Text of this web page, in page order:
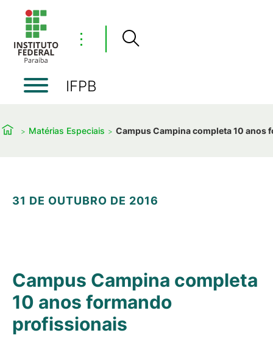
⋮
IFPB
Matérias Especiais Campus Campina completa 10 anos
31 DE OUTUBRO DE 2016
Campus Campina completa
10 anos formando
profissionais